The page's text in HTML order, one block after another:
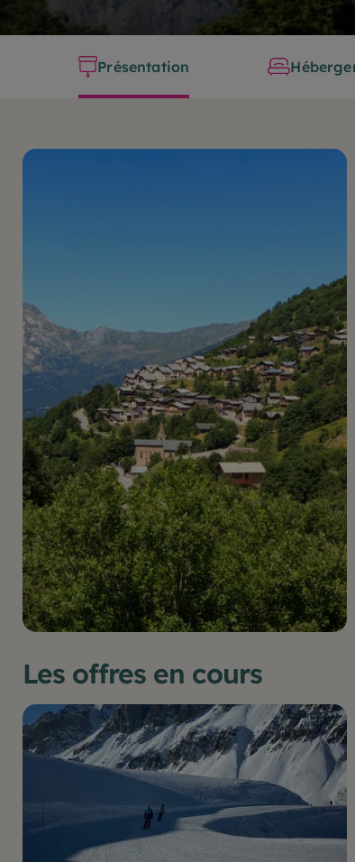
Présentation
Les offres en cours